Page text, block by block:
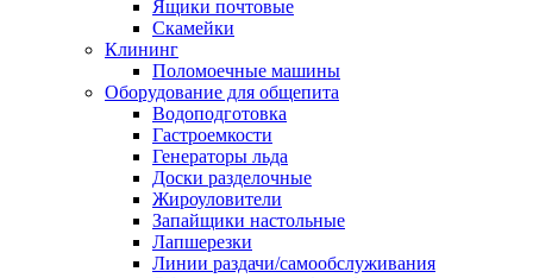
Ящики почтовые
Скамейки
Клининг
Поломоечные машины
Оборудование для общепита
Водоподготовка
Гастроемкости
Генераторы льда
Доски разделочные
Жироуловители
Запайщики настольные
Лапшерезки
Линии раздачи/самообслуживания